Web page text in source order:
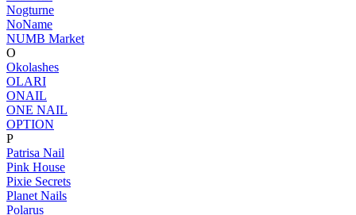
Nogturne
NoName
NUMB Market
O
Okolashes
OLARI
ONAIL
ONE NAIL
OPTION
P
Patrisa Nail
Pink House
Pixie Secrets
Planet Nails
Polarus